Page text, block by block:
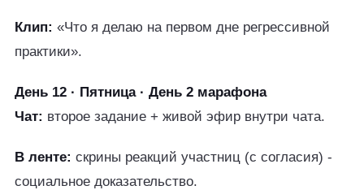
Клип: «Что я делаю на первом дне регрессивной
практики».
День 12 · Пятница · День 2 марафона
Чат: второе задание + живой эфир внутри чата.
В ленте: скрины реакций участниц (с согласия) -
социальное доказательство.